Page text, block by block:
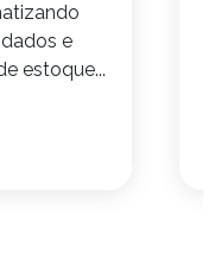
e
estoque...